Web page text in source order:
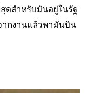
ดสำหรับมันอยู่ในรัฐ
ากงานแล้วพามันบิน